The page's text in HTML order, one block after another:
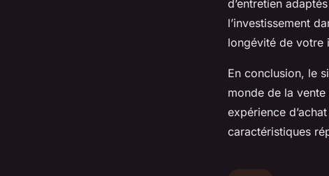
d’entretien
l’investissement
longévité de votre
En conclusion, le
monde de la
expérience
caractéristiques